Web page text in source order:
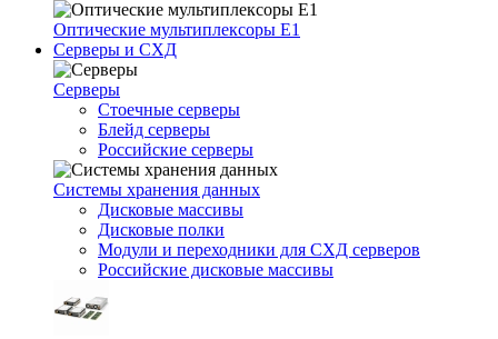
Оптические мультиплексоры Е1
Серверы и СХД
Серверы
Стоечные серверы
Блейд серверы
Российские серверы
Системы хранения данных
Дисковые массивы
Дисковые полки
Модули и переходники для СХД серверов
Российские дисковые массивы